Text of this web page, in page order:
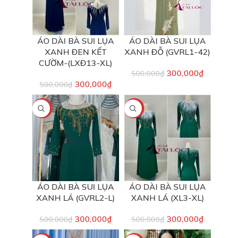
ÁO DÀI BÀ SUI LỤA
XANH ĐEN KẾT
CƯỜM-(LXĐ13-XL)
500,000₫ 300,000₫
ÁO DÀI BÀ SUI LỤA
XANH ĐỖ (GVRL1-42)
500,000₫ 300,000₫
-40%
ÁO DÀI BÀ SUI LỤA
XANH LÁ (GVRL2-L)
500,000₫ 300,000₫
-40%
ÁO DÀI BÀ SUI LỤA
XANH LÁ (XL3-XL)
500,000₫ 300,000₫